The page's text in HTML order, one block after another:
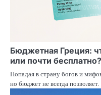
Бюджетная Греция:
или почти бесплатно?
Попадая в страну богов и
но бюджет не всегда